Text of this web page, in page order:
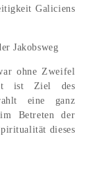
Galiciens
Jakobsweg
ohne Zweifel
ist Ziel des
eine ganz
Betreten der
dieses